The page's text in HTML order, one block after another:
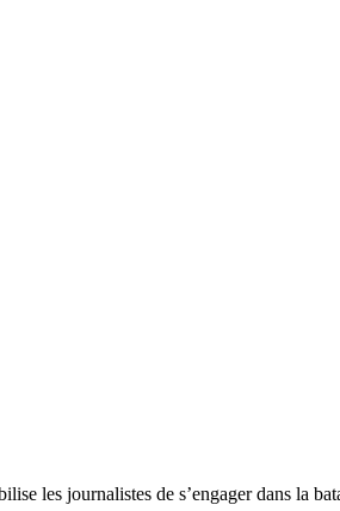
les journalistes de s’engager dans la